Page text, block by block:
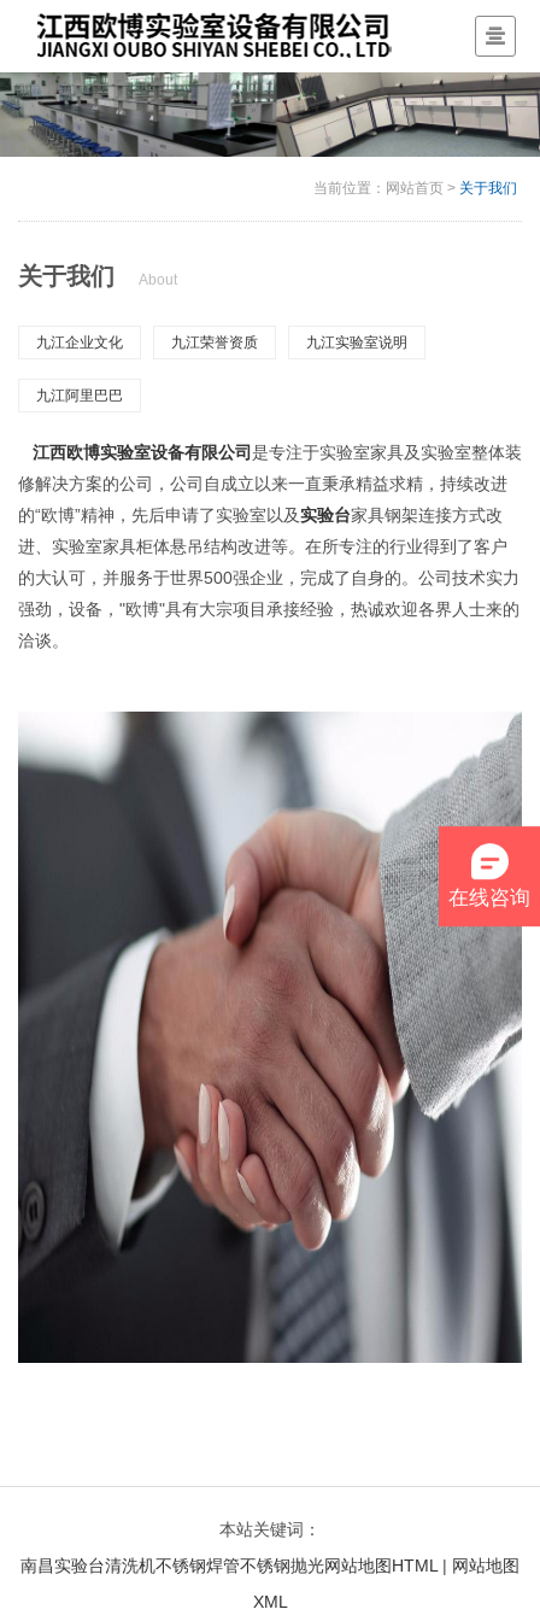
当前位置： 网站首页 > 关于我们
关于我们 About
九江企业文化 九江荣誉资质 九江实验室说明
九江阿里巴巴
江西欧博实验室设备有限公司是专注于实验室家具及实验室整体装
修解决方案的公司，公司自成立以来一直秉承精益求精，持续改进
的“欧博”精神，先后申请了实验室以及实验台家具钢架连接方式改
进、实验室家具柜体悬吊结构改进等。在所专注的行业得到了客户
的大认可，并服务于世界500强企业，完成了自身的。公司技术实力
强劲，设备，"欧博"具有大宗项目承接经验，热诚欢迎各界人士来的
洽谈。
本站关键词：
南昌实验台清洗机不锈钢焊管不锈钢抛光网站地图HTML | 网站地图
XML
在线咨询